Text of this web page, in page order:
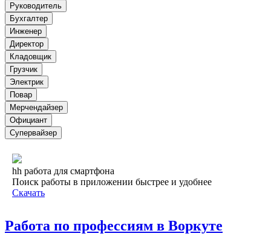
Руководитель
Бухгалтер
Инженер
Директор
Кладовщик
Грузчик
Электрик
Повар
Мерчендайзер
Официант
Супервайзер
hh работа для смартфона
Поиск работы в приложении быстрее и удобнее
Скачать
Работа по профессиям в Воркуте